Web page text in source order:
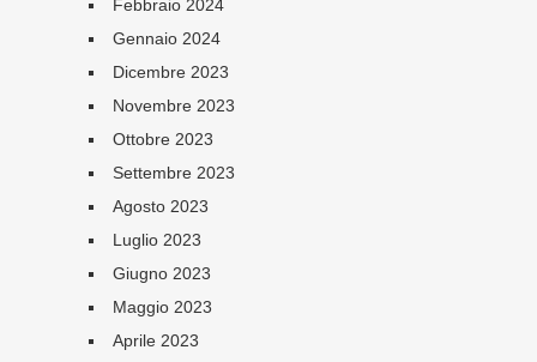
Febbraio 2024
Gennaio 2024
Dicembre 2023
Novembre 2023
Ottobre 2023
Settembre 2023
Agosto 2023
Luglio 2023
Giugno 2023
Maggio 2023
Aprile 2023